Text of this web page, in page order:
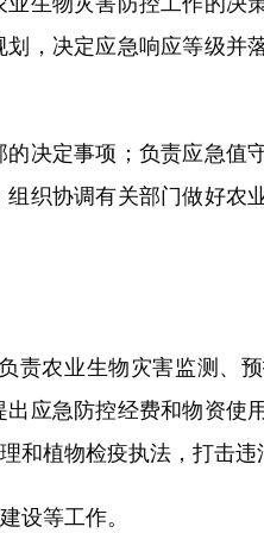
，决定应急响应等级并
定事项；负责应急值
织协调有关部门做好农
农业生物灾害监测、预
应急防控经费和物资使
和植物检疫执法，打击
等工作。